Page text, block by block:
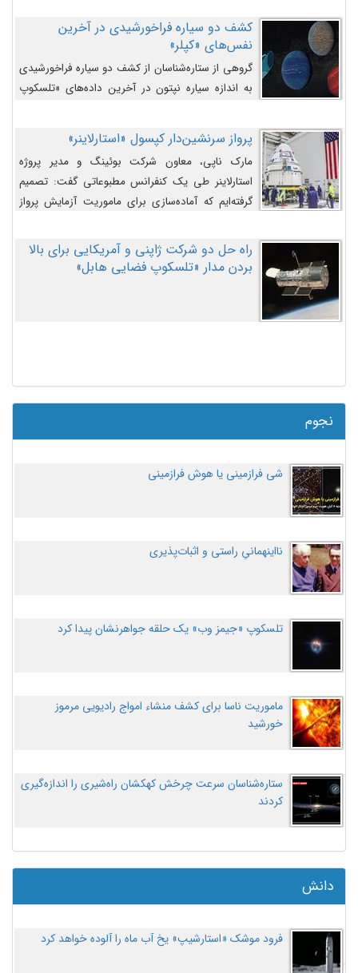
کشف دو سیاره فراخورشیدی در آخرین
نفس‌های «کپلر»
گروهی از ستاره‌شناسان از کشف دو سیاره فراخورشیدی
به اندازه سیاره نپتون در آخرین داده‌های «تلسکوپ
پرواز سرنشین‌دار کپسول «استارلاینر»
مارک ناپی، معاون شرکت بوئینگ و مدیر پروژه
استارلاینر طی یک کنفرانس مطبوعاتی گفت: تصمیم
گرفته‌ایم که آماده‌سازی برای ماموریت آزمایش پرواز
اصلاح کنیم.
راه حل دو شرکت ژاپنی و آمریکایی برای بالا
بردن مدار «تلسکوپ فضایی هابل»
نجوم
شی فرازمینی یا هوش فرازمینی
نااینهمانیِ راستی و اثبات‌پذیری
تلسکوپ «جیمز وب» یک حلقه جواهرنشان پیدا کرد
ماموریت ناسا برای کشف منشاء امواج رادیویی مرموز
خورشید
ستاره‌شناسان سرعت چرخش کهکشان راه‌شیری را اندازه‌گیری
کردند
دانش
فرود موشک «استارشیپ» یخ آب ماه را آلوده خواهد کرد